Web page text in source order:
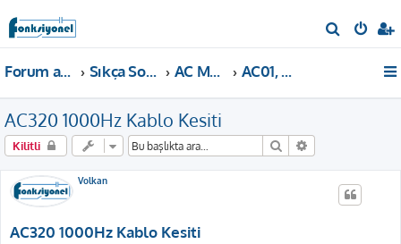
r
Forum ana sayfa Sıkça Sorulan Sorular AC Motor Sürücü AC01, AC10, AC310
AC320 1000Hz Kablo Kesiti
Kilitli Ara
Volkan
AC320 1000Hz Kablo Kesiti